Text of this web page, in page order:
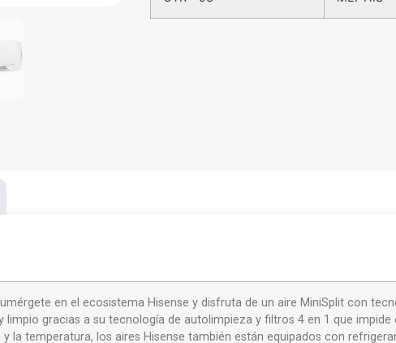
en el ecosistema Hisense y disfruta de un aire MiniSplit con
limpio gracias a su tecnología de autolimpieza y filtros 4 en 1 que
la temperatura, los aires Hisense también están equipados con